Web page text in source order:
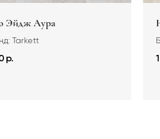
Эйдж Аура
Tarkett
р.